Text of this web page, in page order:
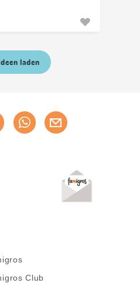
laden
Jetzt weiterempfehlen
Club